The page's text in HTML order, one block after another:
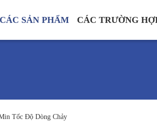
CÁC SẢN PHẨM CÁC TRƯỜNG
Tốc Độ Dòng Chảy